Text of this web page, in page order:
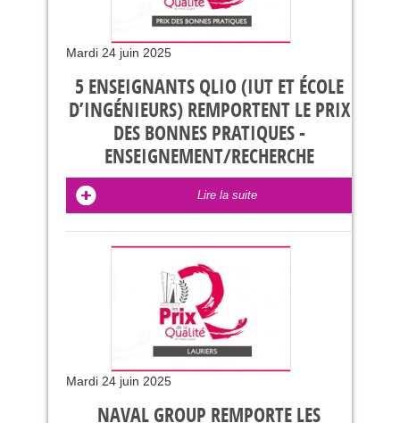
Mardi 24 juin 2025
5 ENSEIGNANTS QLIO (IUT ET ÉCOLE
D’INGÉNIEURS) REMPORTENT LE PRIX
DES BONNES PRATIQUES -
ENSEIGNEMENT/RECHERCHE
Lire la suite
Mardi 24 juin 2025
NAVAL GROUP REMPORTE LES